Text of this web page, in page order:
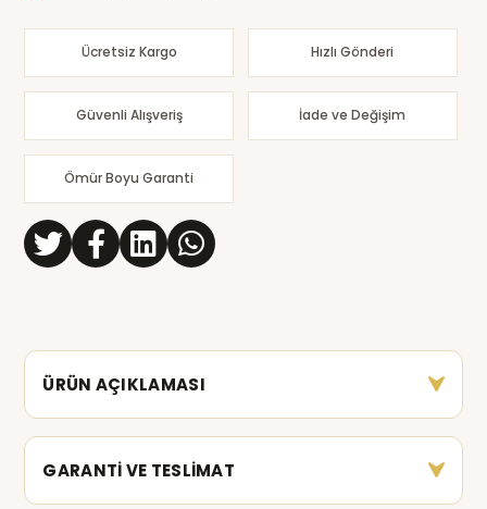
Ücretsiz Kargo Hızlı Gönderi
Güvenli Alışveriş İade ve Değişim
Ömür Boyu Garanti
ÜRÜN AÇIKLAMASI
GARANTİ VE TESLİMAT